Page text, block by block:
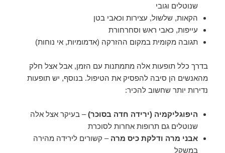
שנוטלים וגובי
הקאות, שלשול, עצירות וכאבי בטן
עייפות, כאבי ראש וסחרחורת
תגובה מקומית במקום ההזרקה (אדמומיות, אי נוחות)
בדרך כלל תופעות אלה מתמתנות עם הזמן, אבל אצל חלק
מהאנשים הן סיבה להפסיק את הטיפול. בנוסף, יש תופעות
נדירות יותר שחשוב להכיר:
היפוגליקמיה (ירידה חדה בסוכר)– בעיקר אצל אלה
שנוטלים גם תרופות אחרות לסוכרת
אבני מרה ודלקת כיס מרה – קשורים לירידה מהירה
במשקל